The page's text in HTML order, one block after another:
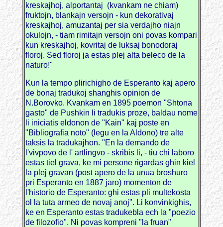
kreskajhoj, alportantaj (kvankam ne chiam)
fruktojn, blankajn versojn - kun dekorativaj
kreskajhoj, amuzantaj per sia verdajho niajn
okulojn, - tiam rimitajn versojn oni povas kompari
kun kreskajhoj, kovritaj de luksaj bonodoraj
floroj. Sed floroj ja estas plej alta beleco de la
naturo!"
Kun la tempo plirichigho de Esperanto kaj apero
de bonaj tradukoj shanghis opinion de
N.Borovko. Kvankam en 1895 poemon "Shtona
gasto" de Pushkin li tradukis proze, baldau nome
li iniciatis eldonon de "Kain" kaj poste en
"Bibliografia noto" (legu en la Aldono) tre alte
taksis la tradukajhon. "En la demando de
l'vivpovo de l' artlingvo - skribis li, - tiu chi laboro
estas tiel grava, ke mi persone rigardas ghin kiel
la plej gravan (post apero de la unua broshuro
pri Esperanto en 1887 jaro) momenton de
l'historio de Esperanto: ghi estas pli multekosta
ol la tuta armeo de novaj anoj". Li konvinkighis,
ke en Esperanto estas tradukebla ech la "poezio
de filozofio". Ni povas kompreni "la fruan"